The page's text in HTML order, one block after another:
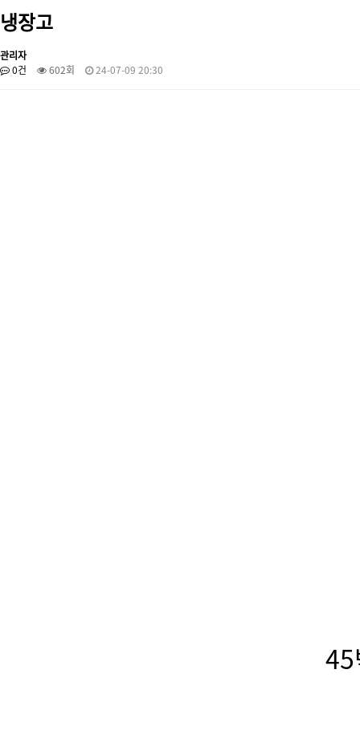
냉장고
관리자
0건
602회 24-07-09 20:30
45박스냉동고부